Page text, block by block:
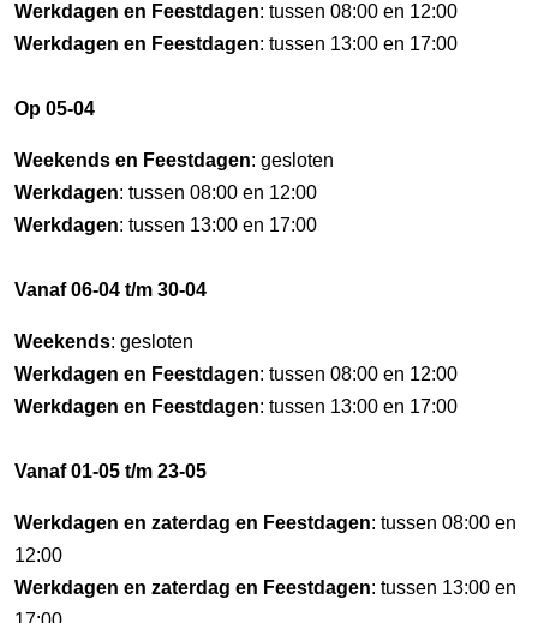
Werkdagen en Feestdagen: tussen 08:00 en 12:00
Werkdagen en Feestdagen: tussen 13:00 en 17:00
Op 05-04
Weekends en Feestdagen: gesloten
Werkdagen: tussen 08:00 en 12:00
Werkdagen: tussen 13:00 en 17:00
Vanaf 06-04 t/m 30-04
Weekends: gesloten
Werkdagen en Feestdagen: tussen 08:00 en 12:00
Werkdagen en Feestdagen: tussen 13:00 en 17:00
Vanaf 01-05 t/m 23-05
Werkdagen en zaterdag en Feestdagen: tussen 08:00 en
12:00
Werkdagen en zaterdag en Feestdagen: tussen 13:00 en